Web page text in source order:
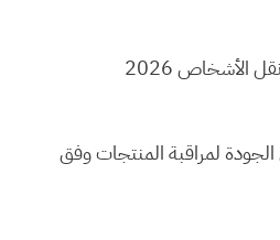
الأشخاص 2026
لمراقبة المنتجات وفق